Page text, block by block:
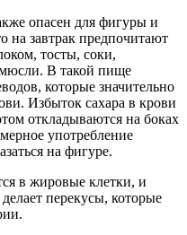
опасен для фигуры и
на завтрак предпочитают
тосты, соки,
В такой пище
которые значительно
Избыток сахара в крови
откладываются на боках
употребление
на фигуре.
в жировые клетки, и
перекусы, которые